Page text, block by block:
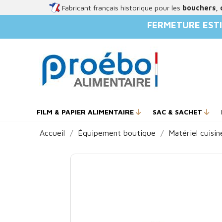
Fabricant français historique pour les
FERMETURE
FILM & PAPIER ALIMENTAIRE SAC & SACHET
Accueil Équipement boutique Matériel